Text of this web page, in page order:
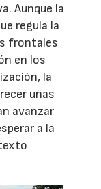
Aunque la
regula la
frontales
en los
la
unas
avanzar
a la